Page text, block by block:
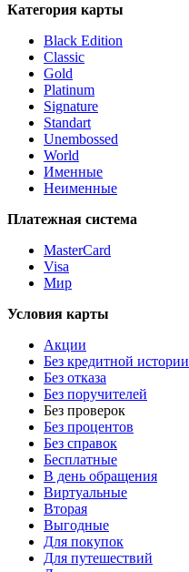
Категория карты
Black Edition
Classic
Gold
Platinum
Signature
Standart
Unembossed
World
Именные
Неименные
Платежная система
MasterCard
Visa
Мир
Условия карты
Акции
Без кредитной истории
Без отказа
Без поручителей
Без проверок
Без процентов
Без справок
Бесплатные
В день обращения
Виртуальные
Вторая
Выгодные
Для покупок
Для путешествий